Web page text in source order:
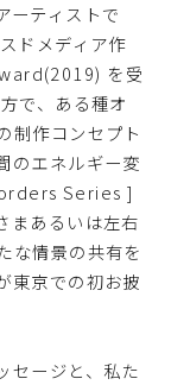
ーティストで
ドメディア作
を受
で、ある種オ
制作コンセプト
のエネルギー変
Series ]
まあるいは左右
な情景の共有を
東京での初お披
セージと、私た